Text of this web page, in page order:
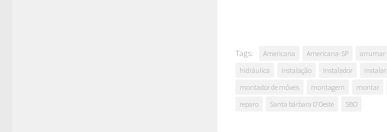
Tags: Americana Americana-SP arrumar
hidráulica
instalação Instalador instalar
montador de móveis
montagem montar
reparo
Santa bárbara D'Oeste SBO